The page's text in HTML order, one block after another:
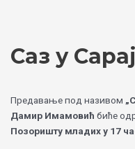
Саз у
Предавање под називом
Дамир Имамовић биће
Позоришту младих у 17